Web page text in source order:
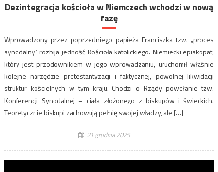
Dezintegracja kościoła w Niemczech wchodzi w nową
fazę
Wprowadzony przez poprzedniego papieża Franciszka tzw. „proces
synodalny” rozbija jedność Kościoła katolickiego. Niemiecki episkopat,
który jest przodownikiem w jego wprowadzaniu, uruchomił właśnie
kolejne narzędzie protestantyzacji i faktycznej, powolnej likwidacji
struktur kościelnych w tym kraju. Chodzi o Rządy powołanie tzw.
Konferencji Synodalnej – ciała złożonego z biskupów i świeckich.
Teoretycznie biskupi zachowują pełnię swojej władzy, ale […]
21 grudnia 2025